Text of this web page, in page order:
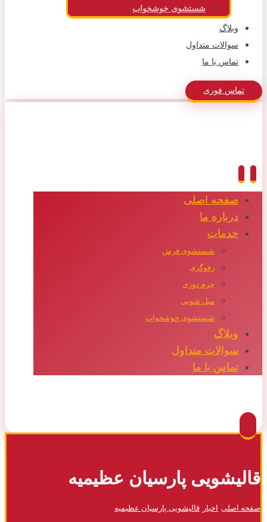
شستشوی خوشخواب
وبلاگ
سوالات متداول
تماس با ما
تماس فوری
صفحه اصلی
درباره ما
خدمات
شستشوی فرش
رفوگری
چرم دوزی
مبل شویی
شستشوی خوشخواب
وبلاگ
سوالات متداول
تماس با ما
قالیشویی پارسیان عظیمیه
صفحه اصلی اخبار قالیشویی پارسیان عظیمیه